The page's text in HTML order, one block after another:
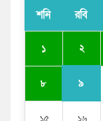
সরকার
সজীব ওয়াজেদ জয়
শনি রবি
১ ২
৮ ৯
১৫ ১৬